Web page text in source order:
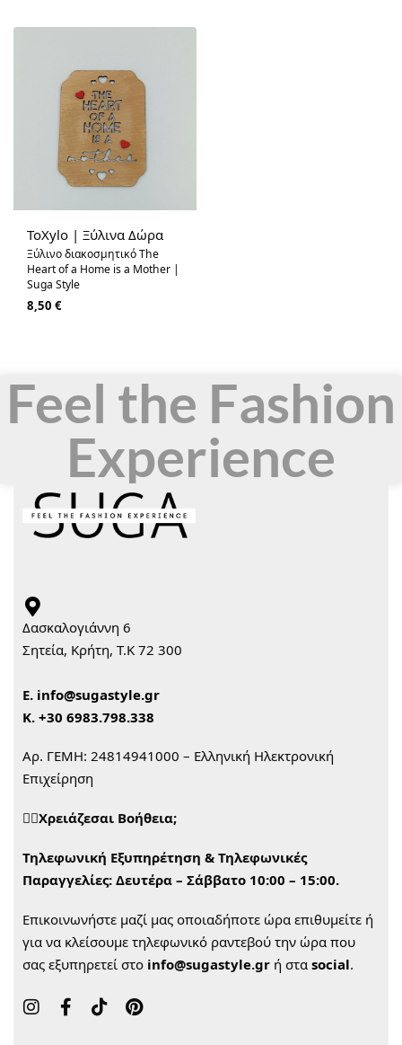
ToXylo | Ξύλινα Δώρα
Ξύλινο διακοσμητικό The
Heart of a Home is a Mother |
Suga Style
8,50 €
Feel the Fashion
Experience
Δασκαλογιάννη 6
Σητεία, Κρήτη, Τ.Κ 72 300
Ε. info@sugastyle.gr
Κ. +30 6983.798.338
Αρ. ΓΕΜΗ: 24814941000 – Ελληνική Ηλεκτρονική
Επιχείρηση
🙋‍♀️Χρειάζεσαι Βοήθεια;
Τηλεφωνική Εξυπηρέτηση & Τηλεφωνικές
Παραγγελίες: Δευτέρα – Σάββατο 10:00 – 15:00.
Επικοινωνήστε μαζί μας οποιαδήποτε ώρα επιθυμείτε ή
για να κλείσουμε τηλεφωνικό ραντεβού την ώρα που
σας εξυπηρετεί στο info@sugastyle.gr ή στα social.